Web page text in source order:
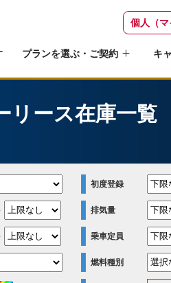
個人（
プランを選ぶ・ご契約 キ
ース在庫一覧
初度登録
排気量
乗車定員
燃料種別